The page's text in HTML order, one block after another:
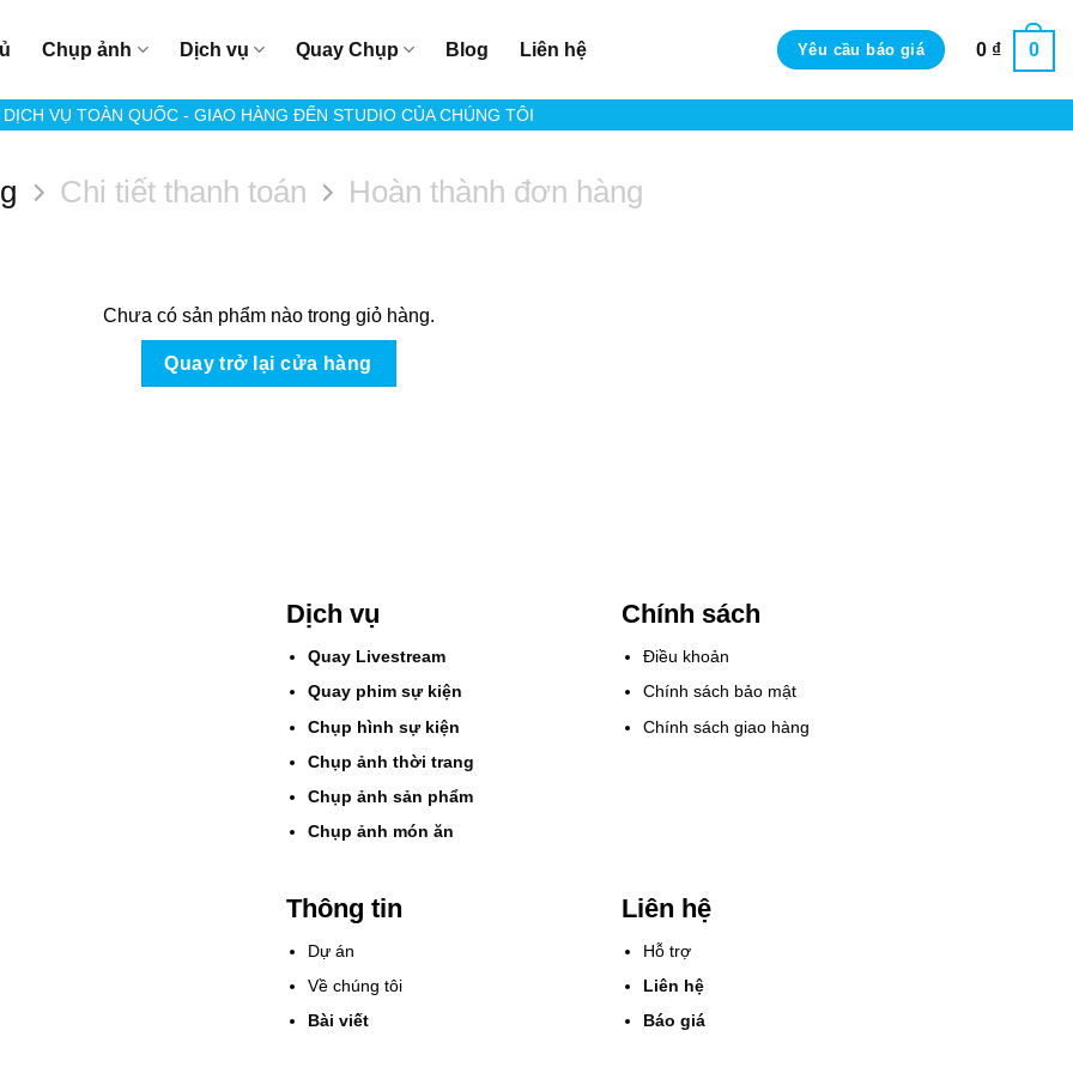
Chụp ảnh Dịch vụ Quay Chụp Blog Liên hệ Yêu cầu báo giá 0 ₫ 0
DỊCH VỤ TOÀN QUỐC - GIAO HÀNG ĐẾN STUDIO CỦA CHÚNG TÔI
Chi tiết thanh toán Hoàn thành đơn hàng
Chưa có sản phẩm nào trong giỏ hàng.
Quay trở lại cửa hàng
Dịch vụ
Quay Livestream
Quay phim sự kiện
Chụp hình sự kiện
Chụp ảnh thời trang
Chụp ảnh sản phẩm
Chụp ảnh món ăn
Chính sách
Điều khoản
Chính sách bảo mật
Chính sách giao hàng
Thông tin
Dự án
Về chúng tôi
Bài viết
Liên hệ
Hỗ trợ
Liên hệ
Báo giá